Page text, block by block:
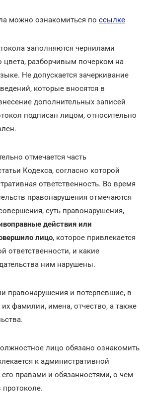
можно ознакомиться по ссылке
заполняются чернилами
цвета, разборчивым почерком на
Не допускается зачеркивание
которые вносятся в
дополнительных записей
подписан лицом, относительно
отмечается часть
Кодекса, согласно которой
ответственность. Во время
правонарушения отмечаются
суть правонарушения,
действия или
лицо, которое привлекается
ответственности, и какие
ним нарушены.
правонарушения и потерпевшие, в
их фамилии, имена, отчество, а также
лицо обязано ознакомить
к административной
его правами и обязанностями, о чем
протоколе.